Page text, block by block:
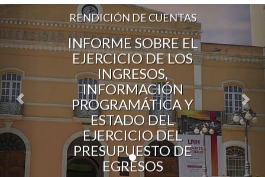
Defensor Universitario
Patronato
Plataforma Garza
Publicaciones en línea
Acreditación Internacional
Alumnado
Aspirantes
Personal
RENDICIÓN DE CUENTAS
INFORME SOBRE EL
EJERCICIO DE LOS
INGRESOS,
INFORMACIÓN
PROGRAMÁTICA Y
ESTADO DEL
EJERCICIO DEL
PRESUPUESTO DE
EGRESOS